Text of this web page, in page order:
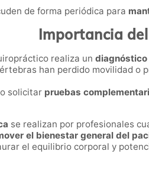
de forma periódica para
Importancia
realiza un
han perdido movilidad o
solicitar pruebas
se realizan por profesionales
el bienestar general del
el equilibrio corporal y